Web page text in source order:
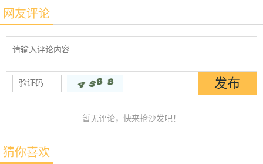
网友评论
暂无评论，快来抢沙发吧！
猜你喜欢